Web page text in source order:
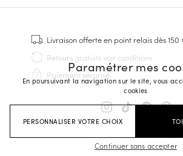
Paramétrer mes
En poursuivant la navigation sur le site, vous
cookies
PERSONNALISER VOTRE CHOIX
Continuer sans accepter
Baskets
Cousu Goodyear
Derbies & Richelieu
Richelieus Homme
Sandales & Espadrilles
Sacoches Business
Baskets Blanches Homme
Livraison offerteen point relais dès
Retours gratuitsvoir conditions
Paiement sécurisé